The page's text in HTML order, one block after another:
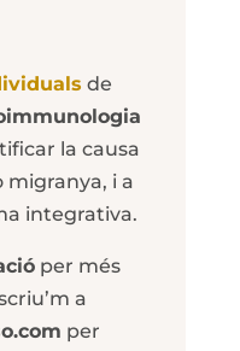
de
la causa
migranya, i a
integrativa.
per més
a
per